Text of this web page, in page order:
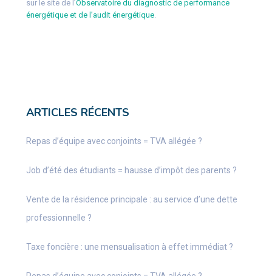
sur le site de l’Observatoire du diagnostic de performance
énergétique et de l’audit énergétique.
ARTICLES RÉCENTS
Repas d’équipe avec conjoints = TVA allégée ?
Job d’été des étudiants = hausse d’impôt des parents ?
Vente de la résidence principale : au service d’une dette
professionnelle ?
Taxe foncière : une mensualisation à effet immédiat ?